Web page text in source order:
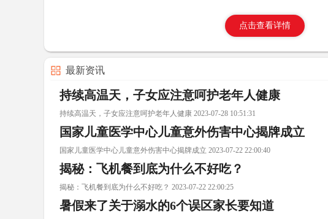
点击查看详情
最新资讯
持续高温天，子女应注意呵护老年人健康
持续高温天，子女应注意呵护老年人健康 2023-07-28 10:51:31
国家儿童医学中心儿童意外伤害中心揭牌成立
国家儿童医学中心儿童意外伤害中心揭牌成立 2023-07-22 22:00:40
揭秘：飞机餐到底为什么不好吃？
揭秘：飞机餐到底为什么不好吃？ 2023-07-22 22:00:25
暑假来了关于溺水的6个误区家长要知道